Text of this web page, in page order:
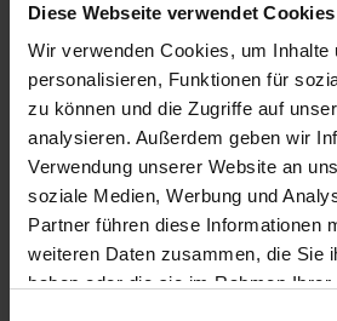
Diese Webseite verwendet Cookies
Wir verwenden Cookies, um Inhalte
personalisieren, Funktionen für
zu können und die Zugriffe auf
analysieren. Außerdem geben wir
Verwendung unserer Website an
soziale Medien, Werbung und
Partner führen diese Informationen
weiteren Daten zusammen, die Sie
haben oder die sie im Rahmen